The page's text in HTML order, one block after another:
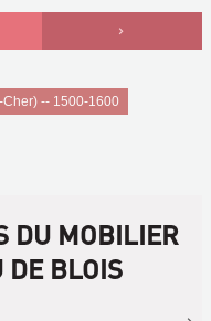
-- 1500-1600
DU MOBILIER
DE BLOIS